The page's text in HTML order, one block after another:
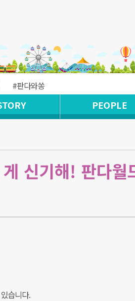
#판다와쏭
PEOPLE
신기해! 판다월
습니다.